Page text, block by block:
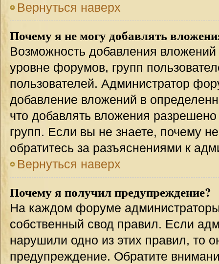
Вернуться наверх
Почему я не могу добавлять
Возможность добавления
уровне форумов, групп
пользователей. Администратор
добавление вложений в
что добавлять вложения
групп. Если вы не знаете, почему
обратитесь за разъяснениями к
Вернуться наверх
Почему я получил предупреждение?
На каждом форуме
собственный свод правил. Если
нарушили одно из этих правил, то
предупреждение. Обратите